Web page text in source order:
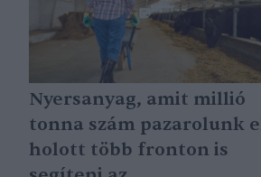
Nyersanyag, amit millió
tonna szám pazarolunk
holott több fronton is